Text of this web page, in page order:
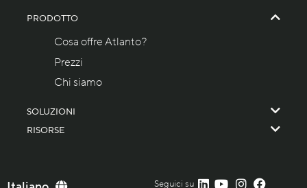
PRODOTTO
Cosa offre Atlanto?
Prezzi
Chi siamo
SOLUZIONI
RISORSE
Seguici su